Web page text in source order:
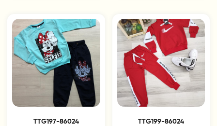
TTG197-86024 TTG199-86024